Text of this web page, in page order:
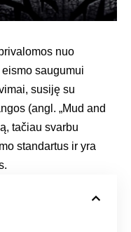
nuo
saugumui
susiję su
(angl. „Mud and
tačiau svarbu
standartus ir yra